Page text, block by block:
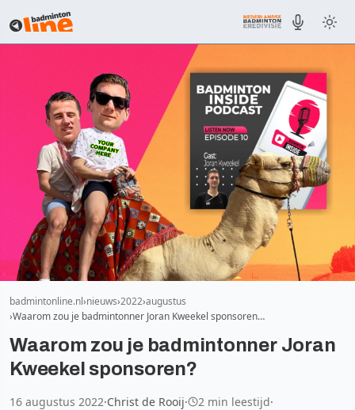
badmintonline.nl nieuws 2022 augustus
Waarom zou je badmintonner Joran Kweekel sponsoren…
Waarom zou je badmintonner Joran
Kweekel sponsoren?
16 augustus 2022·Christ de Rooij· 2 min leestijd·